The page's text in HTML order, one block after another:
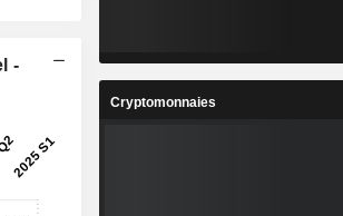
-
Cryptomonnaies